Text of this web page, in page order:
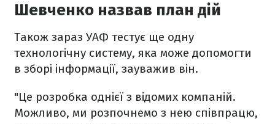
Шевченко назвав план дій
Також зараз УАФ тестує ще одну
технологічну систему, яка може допомогти
в зборі інформації, зауважив він.
"Це розробка однієї з відомих компаній.
Можливо, ми розпочнемо з нею співпрацю,